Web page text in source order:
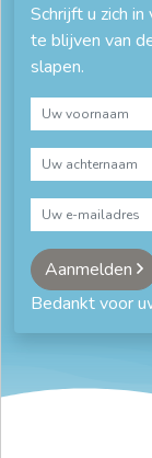
Schrijft u zich
te blijven van
slapen.
Aanmelden
Bedankt voor